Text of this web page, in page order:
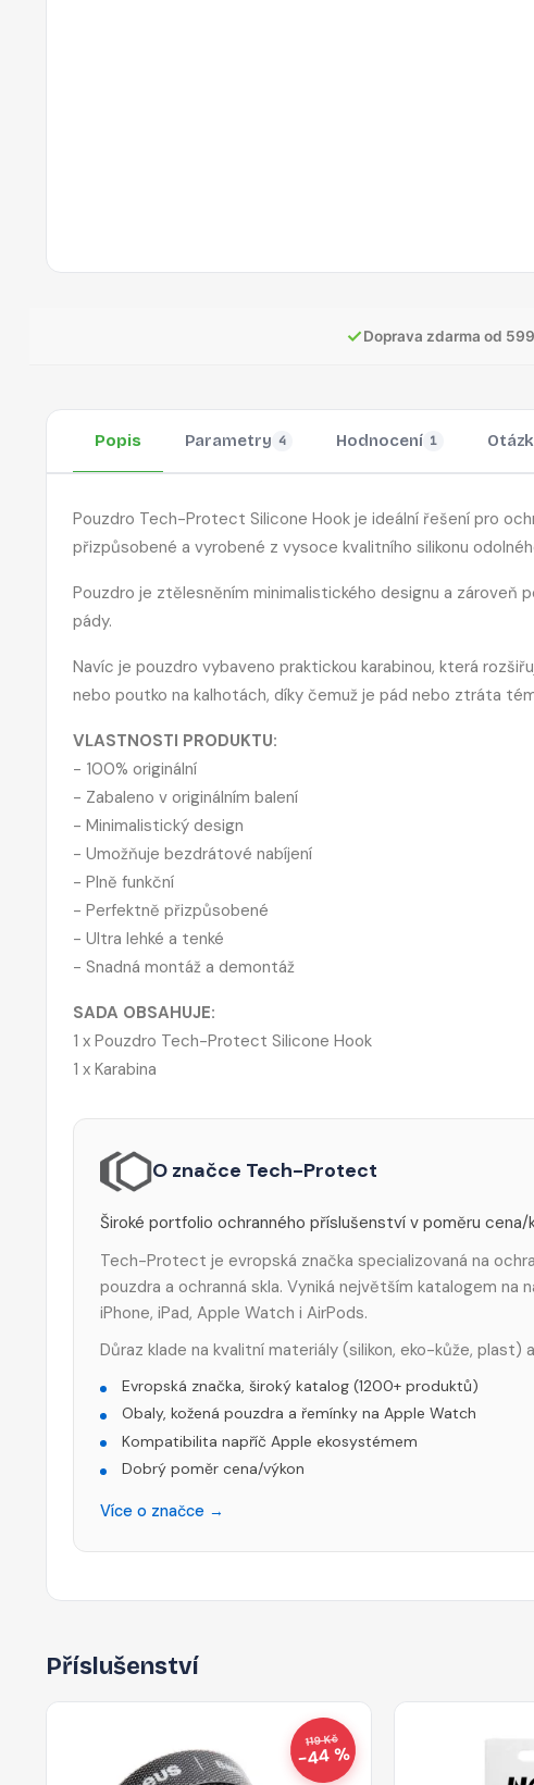
✓Doprava zdarma od
Popis Parametry 4 Hodnocení 1
Pouzdro Tech-Protect Silicone Hook je ideální řešení pro
přizpůsobené a vyrobené z vysoce kvalitního silikonu
Pouzdro je ztělesněním minimalistického designu a
pády.
Navíc je pouzdro vybaveno praktickou karabinou, která
nebo poutko na kalhotách, díky čemuž je pád nebo ztráta
VLASTNOSTI PRODUKTU:
- 100% originální
- Zabaleno v originálním balení
- Minimalistický design
- Umožňuje bezdrátové nabíjení
- Plně funkční
- Perfektně přizpůsobené
- Ultra lehké a tenké
- Snadná montáž a demontáž
SADA OBSAHUJE:
1 x Pouzdro Tech-Protect Silicone Hook
1 x Karabina
O značce Tech-Protect
Široké portfolio ochranného příslušenství v poměru
Tech-Protect je evropská značka specializovaná na
pouzdra a ochranná skla. Vyniká největším katalogem
iPhone, iPad, Apple Watch i AirPods.
Důraz klade na kvalitní materiály (silikon, eko-kůže,
Evropská značka, široký katalog (1200+ produktů)
Obaly, kožená pouzdra a řemínky na Apple Watch
Kompatibilita napříč Apple ekosystémem
Dobrý poměr cena/výkon
Více o značce →
Příslušenství
119 Kč
−44 %